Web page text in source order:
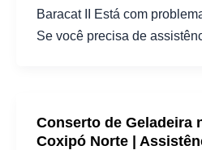
Baracat II Está com
Se você precisa de
Conserto de Geladeira
Coxipó Norte |